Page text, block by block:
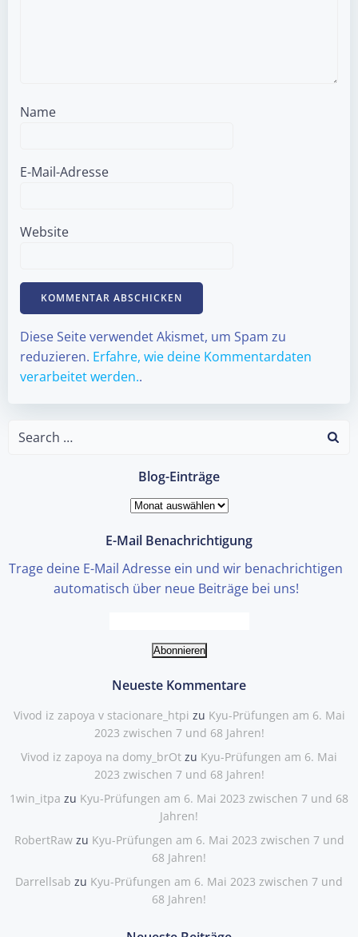
Name
E-Mail-Adresse
Website
Diese Seite verwendet Akismet, um Spam zu
reduzieren. Erfahre, wie deine Kommentardaten
verarbeitet werden..
Search
Blog-Einträge
Blog-
E-Mail Benachrichtigung
Trage deine E-Mail Adresse ein und wir benachrichtigen
automatisch über neue Beiträge bei uns!
Neueste Kommentare
Vivod iz zapoya v stacionare_htpi zu Kyu-Prüfungen am 6. Mai
2023 zwischen 7 und 68 Jahren!
Vivod iz zapoya na domy_brOt zu Kyu-Prüfungen am 6. Mai
2023 zwischen 7 und 68 Jahren!
1win_itpa zu Kyu-Prüfungen am 6. Mai 2023 zwischen 7 und 68
Jahren!
RobertRawzu Kyu-Prüfungen am 6. Mai 2023 zwischen 7 und
68 Jahren!
Darrellsab zu Kyu-Prüfungen am 6. Mai 2023 zwischen 7 und
68 Jahren!